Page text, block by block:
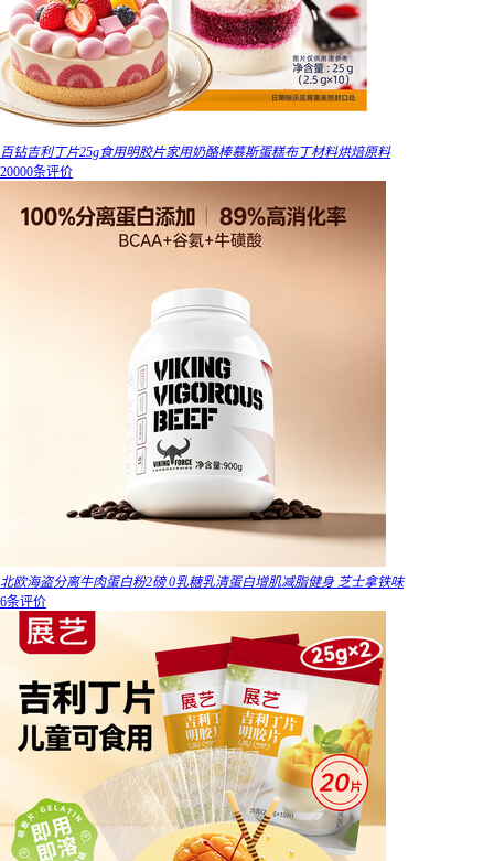
百钻吉利丁片25g食用明胶片家用奶酪棒慕斯蛋糕布丁材料烘焙原料
20000条评价
北欧海盗分离牛肉蛋白粉2磅 0乳糖乳清蛋白增肌减脂健身 芝士拿铁味
6条评价